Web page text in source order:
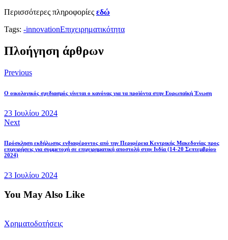
Περισσότερες πληροφορίες εδώ
Tags: -innovationΕπιχειρηματικότητα
Πλοήγηση άρθρων
Previous
Ο οικολογικός σχεδιασμός γίνεται ο κανόνας για τα προϊόντα στην Ευρωπαϊκή Ένωση
23 Ιουλίου 2024
Next
Πρόσκληση εκδήλωσης ενδιαφέροντος από την Περιφέρεια Κεντρικής Μακεδονίας προς
επιχειρήσεις για συμμετοχή σε επιχειρηματική αποστολή στην Ινδία (14-20 Σεπτεμβρίου
2024)
23 Ιουλίου 2024
You May Also Like
Χρηματοδοτήσεις